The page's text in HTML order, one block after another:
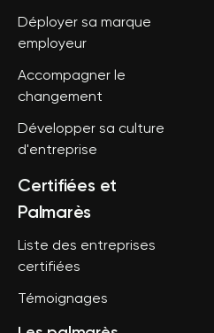
Déployer sa marque
employeur
Accompagner le
changement
Développer sa culture
d'entreprise
Certifiées et
Palmarès
Liste des entreprises
certifiées
Témoignages